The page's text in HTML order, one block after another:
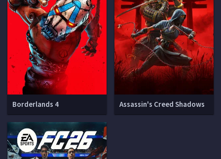
Borderlands 4 Assassin's Creed Shadows